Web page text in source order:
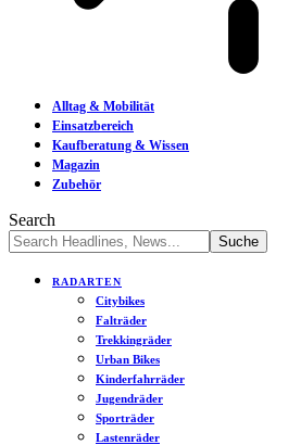
Alltag & Mobilität
Einsatzbereich
Kaufberatung & Wissen
Magazin
Zubehör
Search
RADARTEN
Citybikes
Falträder
Trekkingräder
Urban Bikes
Kinderfahrräder
Jugendräder
Sporträder
Lastenräder